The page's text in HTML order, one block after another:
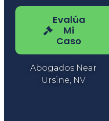
Evalúa
Mi
Caso
Abogados Near
Ursine, NV